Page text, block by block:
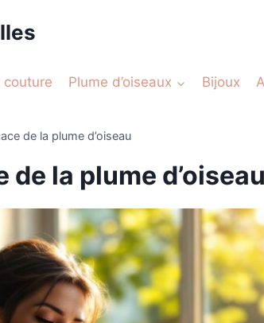
couture Plume d’oiseaux Bijoux
de la plume d’oiseau
la plume d’oiseau